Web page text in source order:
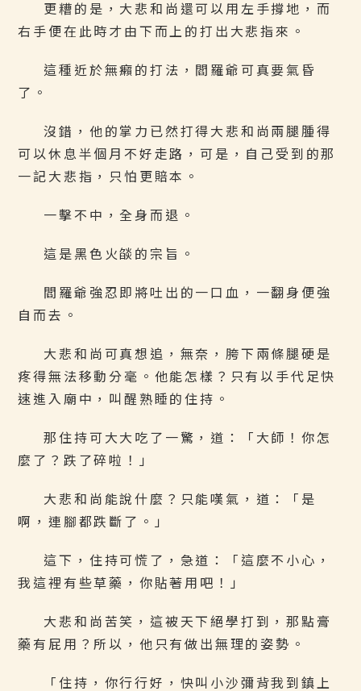
更糟的是，大悲和尚還可以用左手撐地，而
右手便在此時才由下而上的打出大悲指來。
這種近於無癩的打法，閻羅爺可真要氣昏
了。
沒錯，他的掌力已然打得大悲和尚兩腿腫得
可以休息半個月不好走路，可是，自己受到的那
一記大悲指，只怕更賠本。
一擊不中，全身而退。
這是黑色火燄的宗旨。
閻羅爺強忍即將吐出的一口血，一翻身便強
自而去。
大悲和尚可真想追，無奈，胯下兩條腿硬是
疼得無法移動分毫。他能怎樣？只有以手代足快
速進入廟中，叫醒熟睡的住持。
那住持可大大吃了一驚，道：「大師！你怎
麼了？跌了碎啦！」
大悲和尚能說什麼？只能嘆氣，道：「是
啊，連腳都跌斷了。」
這下，住持可慌了，急道：「這麼不小心，
我這裡有些草藥，你貼著用吧！」
大悲和尚苦笑，這被天下絕學打到，那點膏
藥有屁用？所以，他只有做出無理的姿勢。
「住持，你行行好，快叫小沙彌背我到鎮上